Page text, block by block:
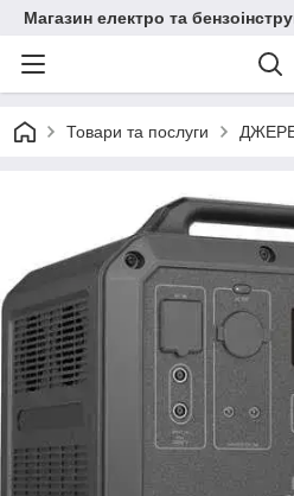
Магазин електро та
Товари та послуги